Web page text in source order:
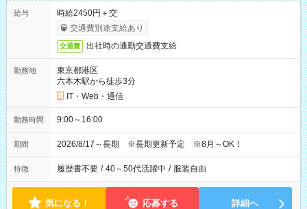
給与
時給2450円＋交
交通費別途支給あり
交通費 出社時の通勤交通費支給
勤務地
東京都港区
六本木駅から徒歩3分
IT・Web・通信
勤務時間 9:00～16:00
期間 2026/8/17～長期 ※長期更新予定 ※8月～OK！
特徴 履歴書不要 / 40～50代活躍中 / 服装自由
気になる！ 応募する 詳細へ